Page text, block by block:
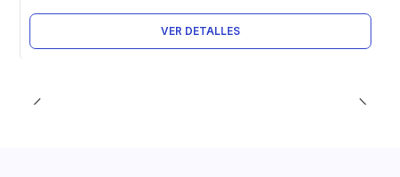
VER DETALLES